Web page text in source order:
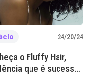
entre os homens.
há alguns anos, […]
24/20/24
o Fluffy Hair,
que é sucesso